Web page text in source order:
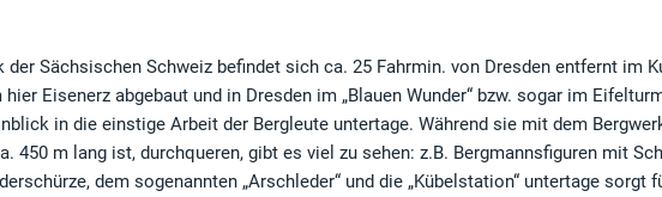
der Sächsischen Schweiz befindet sich ca. 25 Fahrmin. von Dresden entfernt im
Eisenerz abgebaut und in Dresden im „Blauen Wunder“ bzw. sogar im
in die einstige Arbeit der Bergleute untertage. Während sie mit dem
450 m lang ist, durchqueren, gibt es viel zu sehen: z.B. Bergmannsfiguren mit
dem sogenannten „Arschleder“ und die „Kübelstation“ untertage sorgt